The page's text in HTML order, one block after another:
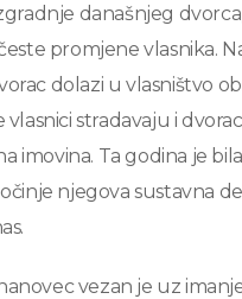
današnjeg
promjene vlasnika.
dolazi u vlasništvo
vlasnici stradavaju i
imovina. Ta godina je
njegova sustavna
vezan je uz